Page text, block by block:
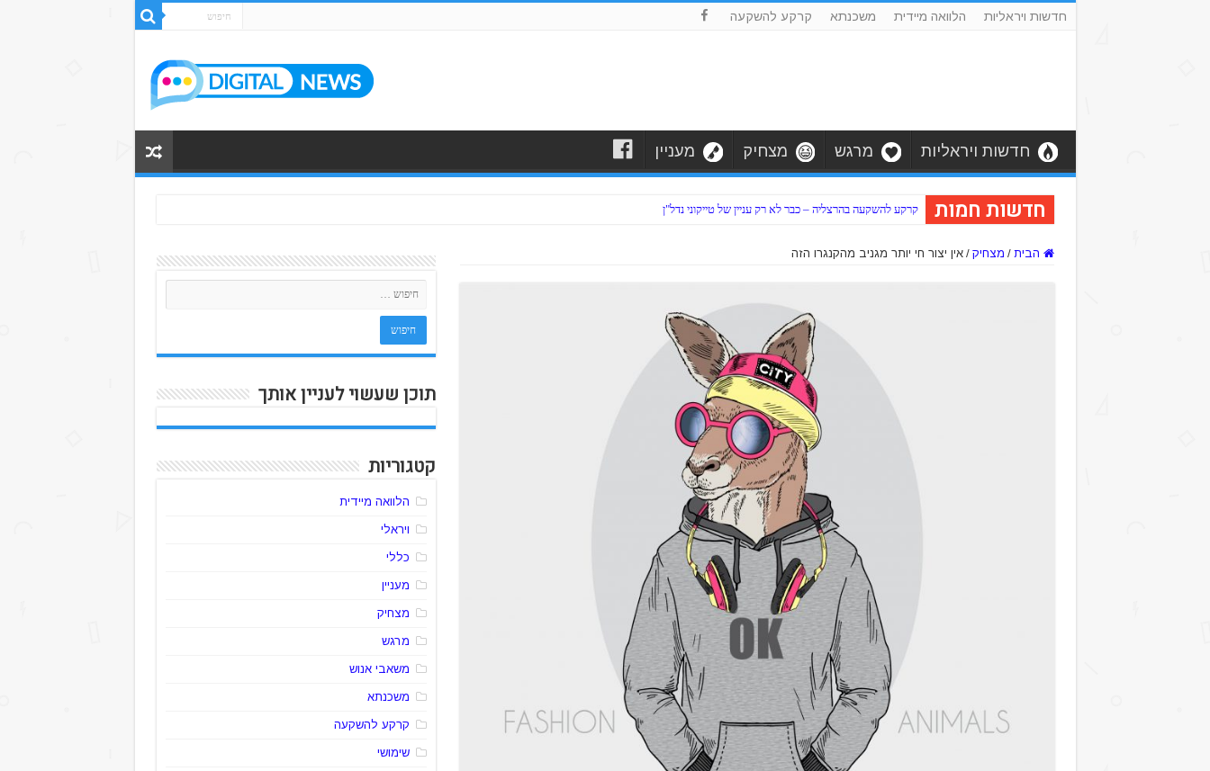
חדשות ויראליות הלוואה מיידית משכנתא קרקע להשקעה
חדשות ויראליות מרגש מצחיק מעניין
חדשות חמות קרקע להשקעה בהרצליה – כבר לא רק עניין של טייקוני נדל"ן
הבית / מצחיק / אין יצור חי יותר מגניב מהקנגרו הזה
תוכן שעשוי לעניין אותך
קטגוריות
הלוואה מיידית
ויראלי
כללי
מעניין
מצחיק
מרגש
משאבי אנוש
משכנתא
קרקע להשקעה
שימושי